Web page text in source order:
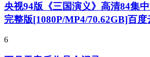
央视94版《三国演义》高清84集
完整版[1080P/MP4/70.62GB]百
6